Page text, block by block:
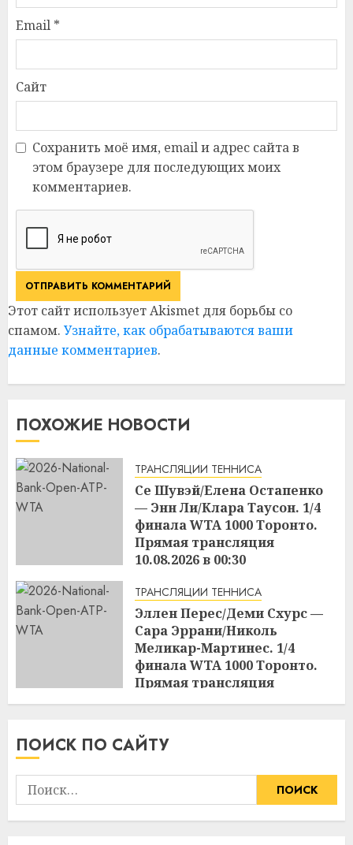
Email *
Сайт
Сохранить моё имя, email и адрес сайта в
этом браузере для последующих моих
комментариев.
Этот сайт использует Akismet для борьбы со
спамом. Узнайте, как обрабатываются ваши
данные комментариев.
ПОХОЖИЕ НОВОСТИ
ТРАНСЛЯЦИИ ТЕННИСА
Се Шувэй/Елена Остапенко
— Энн Ли/Клара Таусон. 1/4
финала WTA 1000 Торонто.
Прямая трансляция
10.08.2026 в 00:30
ТРАНСЛЯЦИИ ТЕННИСА
Эллен Перес/Деми Схурс —
Сара Эррани/Николь
Меликар-Мартинес. 1/4
финала WTA 1000 Торонто.
Прямая трансляция
09.08.2026 в 23:00
ПОИСК ПО САЙТУ
Найти: